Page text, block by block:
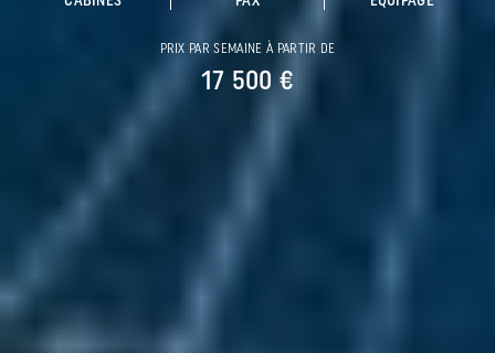
PRIX PAR SEMAINE À PARTIR DE
17 500 €